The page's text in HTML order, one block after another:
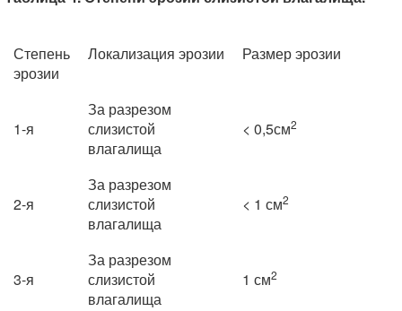
Степень
эрозии
Локализация эрозии Размер эрозии
1-я
За разрезом
слизистой
влагалища
< 0,5см2
2-я
За разрезом
слизистой
влагалища
< 1 см2
3-я
За разрезом
слизистой
влагалища
1 см2